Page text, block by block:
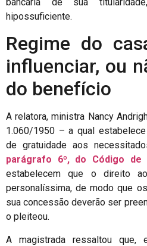
hipossuficiente.
Regime do
influenciar, ou
do benefício
A relatora, ministra Nancy
1.060/1950 – a qual
de gratuidade aos
parágrafo 6º, do Código de
estabelecem que o direito
personalíssima, de modo que
sua concessão deverão ser
o pleiteou.
A magistrada ressaltou que,